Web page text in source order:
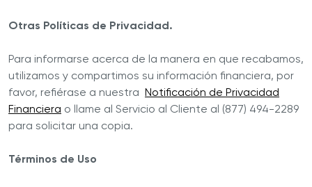
Otras Políticas de Privacidad.
Para informarse acerca de la manera en que recabamos,
utilizamos y compartimos su información financiera, por
favor, refiérase a nuestra Notificación de Privacidad
Financiera o llame al Servicio al Cliente al (877) 494-2289
para solicitar una copia.
Términos de Uso